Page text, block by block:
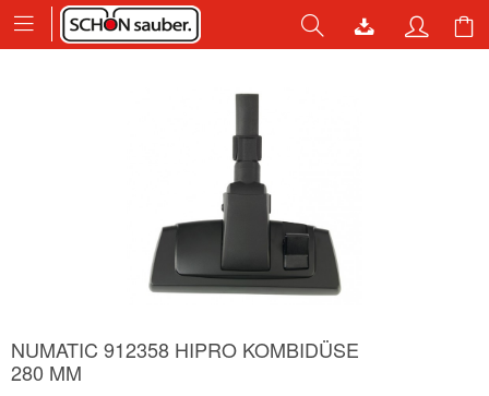
NUMATIC 912358 HIPRO KOMBIDÜSE
280 MM